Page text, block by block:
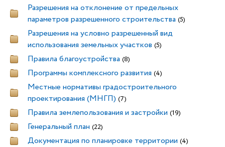
Разрешения на отклонение от предельных
параметров разрешенного строительства (5)
Разрешения на условно разрешенный вид
использования земельных участков (5)
Правила благоустройства (8)
Программы комплексного развития (4)
Местные нормативы градостроительного
проектирования (МНГП) (7)
Правила землепользования и застройки (19)
Генеральный план (22)
Документация по планировке территории (4)